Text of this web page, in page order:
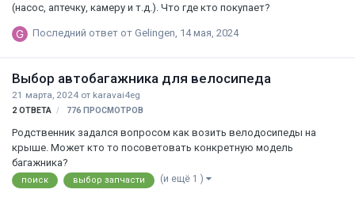
(насос, аптечку, камеру и т.д.). Что где кто покупает?
Последний ответ от Gelingen, 14 мая, 2024
Выбор автобагажника для велосипеда
21 марта, 2024 от karavai4eg
2 ОТВЕТА 776 ПРОСМОТРОВ
Родственник задался вопросом как возить велодосипеды на
крыше. Может кто то посоветовать конкретную модель
багажника?
поиск выбор запчасти (и ещё 1 )